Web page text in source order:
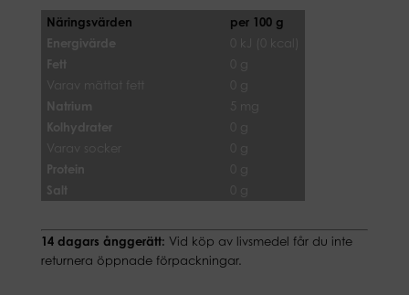
Näringsvärden
per 100 g
Energivärde
0 kJ (0 kcal)
Fett
Varav mättat fett
Natrium
5 mg
Kolhydrater
Varav socker
Protein
Salt
14 dagars ånggerätt: Vid köp av livsmedel får du inte
returnera öppnade förpackningar.